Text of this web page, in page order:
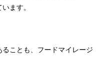
ます。
ことも、フードマイレージ